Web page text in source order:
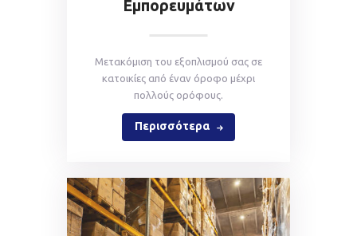
Εμπορευμάτων
Mετακόμιση του εξοπλισμού σας σε
κατοικίες από έναν όροφο μέχρι
πολλούς ορόφους.
Περισσότερα